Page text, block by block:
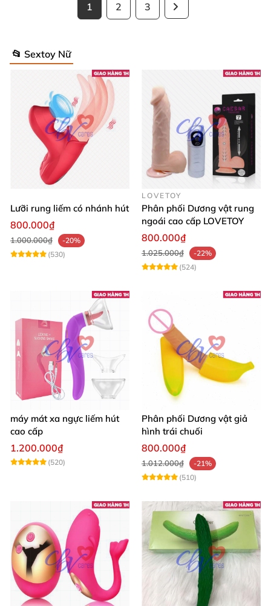
1 2 3
📂 Sextoy Nữ
Lưỡi rung liếm có nhánh hút
800.000₫
1.000.000₫
-20%
(530)
LOVETOY
Phân phối Dương vật rung
ngoái cao cấp LOVETOY
800.000₫
1.025.000₫
-22%
(524)
máy mát xa ngực liếm hút
cao cấp
1.200.000₫
(520)
Phân phối Dương vật giả
hình trái chuối
800.000₫
1.012.000₫
-21%
(510)